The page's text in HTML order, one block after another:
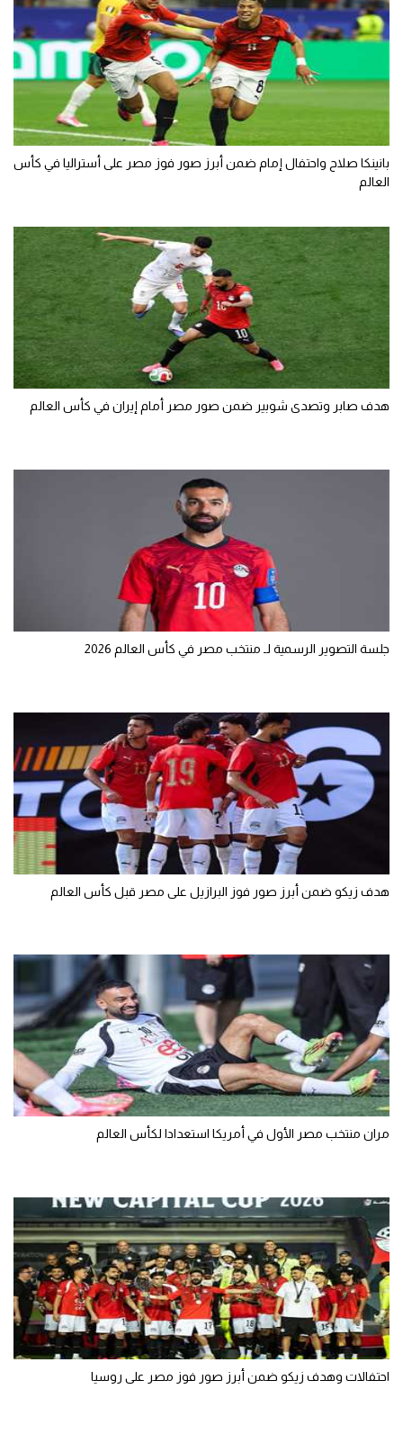
بانينكا صلاح واحتفال إمام ضمن أبرز صور فوز مصر على أستراليا في كأس
العالم
هدف صابر وتصدى شوبير ضمن صور مصر أمام إيران في كأس العالم
جلسة التصوير الرسمية لـ منتخب مصر في كأس العالم 2026
هدف زيكو ضمن أبرز صور فوز البرازيل على مصر قبل كأس العالم
مران منتخب مصر الأول في أمريكا استعدادا لكأس العالم
احتفالات وهدف زيكو ضمن أبرز صور فوز مصر على روسيا